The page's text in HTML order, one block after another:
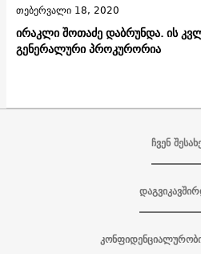
ირაკლი შოთაძე დაბრუნდა. ის
გენერალური პროკურორია
თებერვალი 18, 2020
ჩვენ